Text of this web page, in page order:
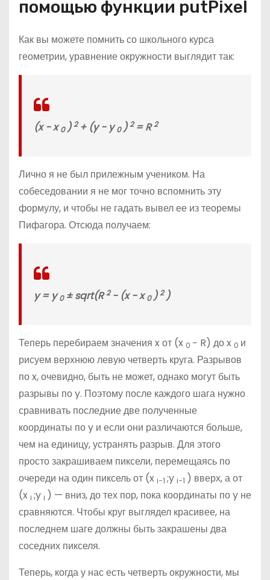
помощью функции putPixel
Как вы можете помнить со школьного курса
геометрии, уравнение окружности выглядит так:
(x − x0 )2+ (y − y0 )2= R2
Лично я не был прилежным учеником. На
собеседовании я не мог точно вспомнить эту
формулу, и чтобы не гадать вывел ее из теоремы
Пифагора. Отсюда получаем:
y = y0 ± sqrt(R2− (x − x0 )2)
Теперь перебираем значения x от (x 0 − R) до x 0 и
рисуем верхнюю левую четверть круга. Разрывов
по x, очевидно, быть не может, однако могут быть
разрывы по y. Поэтому после каждого шага нужно
сравнивать последние две полученные
координаты по y и если они различаются больше,
чем на единицу, устранять разрыв. Для этого
просто закрашиваем пиксели, перемещаясь по
очереди на один пиксельот (x i−1 ;y i−1 ) вверх, а от
(x i ;y i ) — вниз, до тех пор, пока координаты по y не
сравняются. Чтобы круг выглядел красивее, на
последнем шаге должны быть закрашены два
соседних пикселя.
Теперь, когда у нас есть четверть окружности, мы